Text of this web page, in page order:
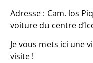
Adresse : Cam. los
voiture du centre
Je vous mets ici une
visite !